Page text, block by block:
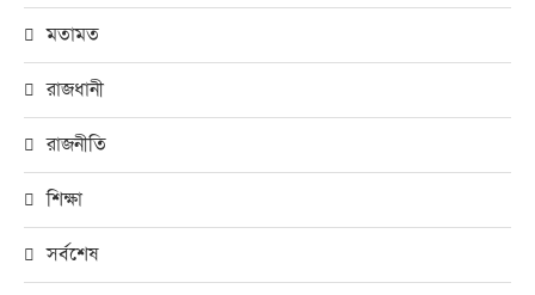
মতামত
রাজধানী
রাজনীতি
শিক্ষা
সর্বশেষ